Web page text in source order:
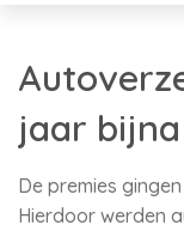
jaar
De premies
Hierdoor werden